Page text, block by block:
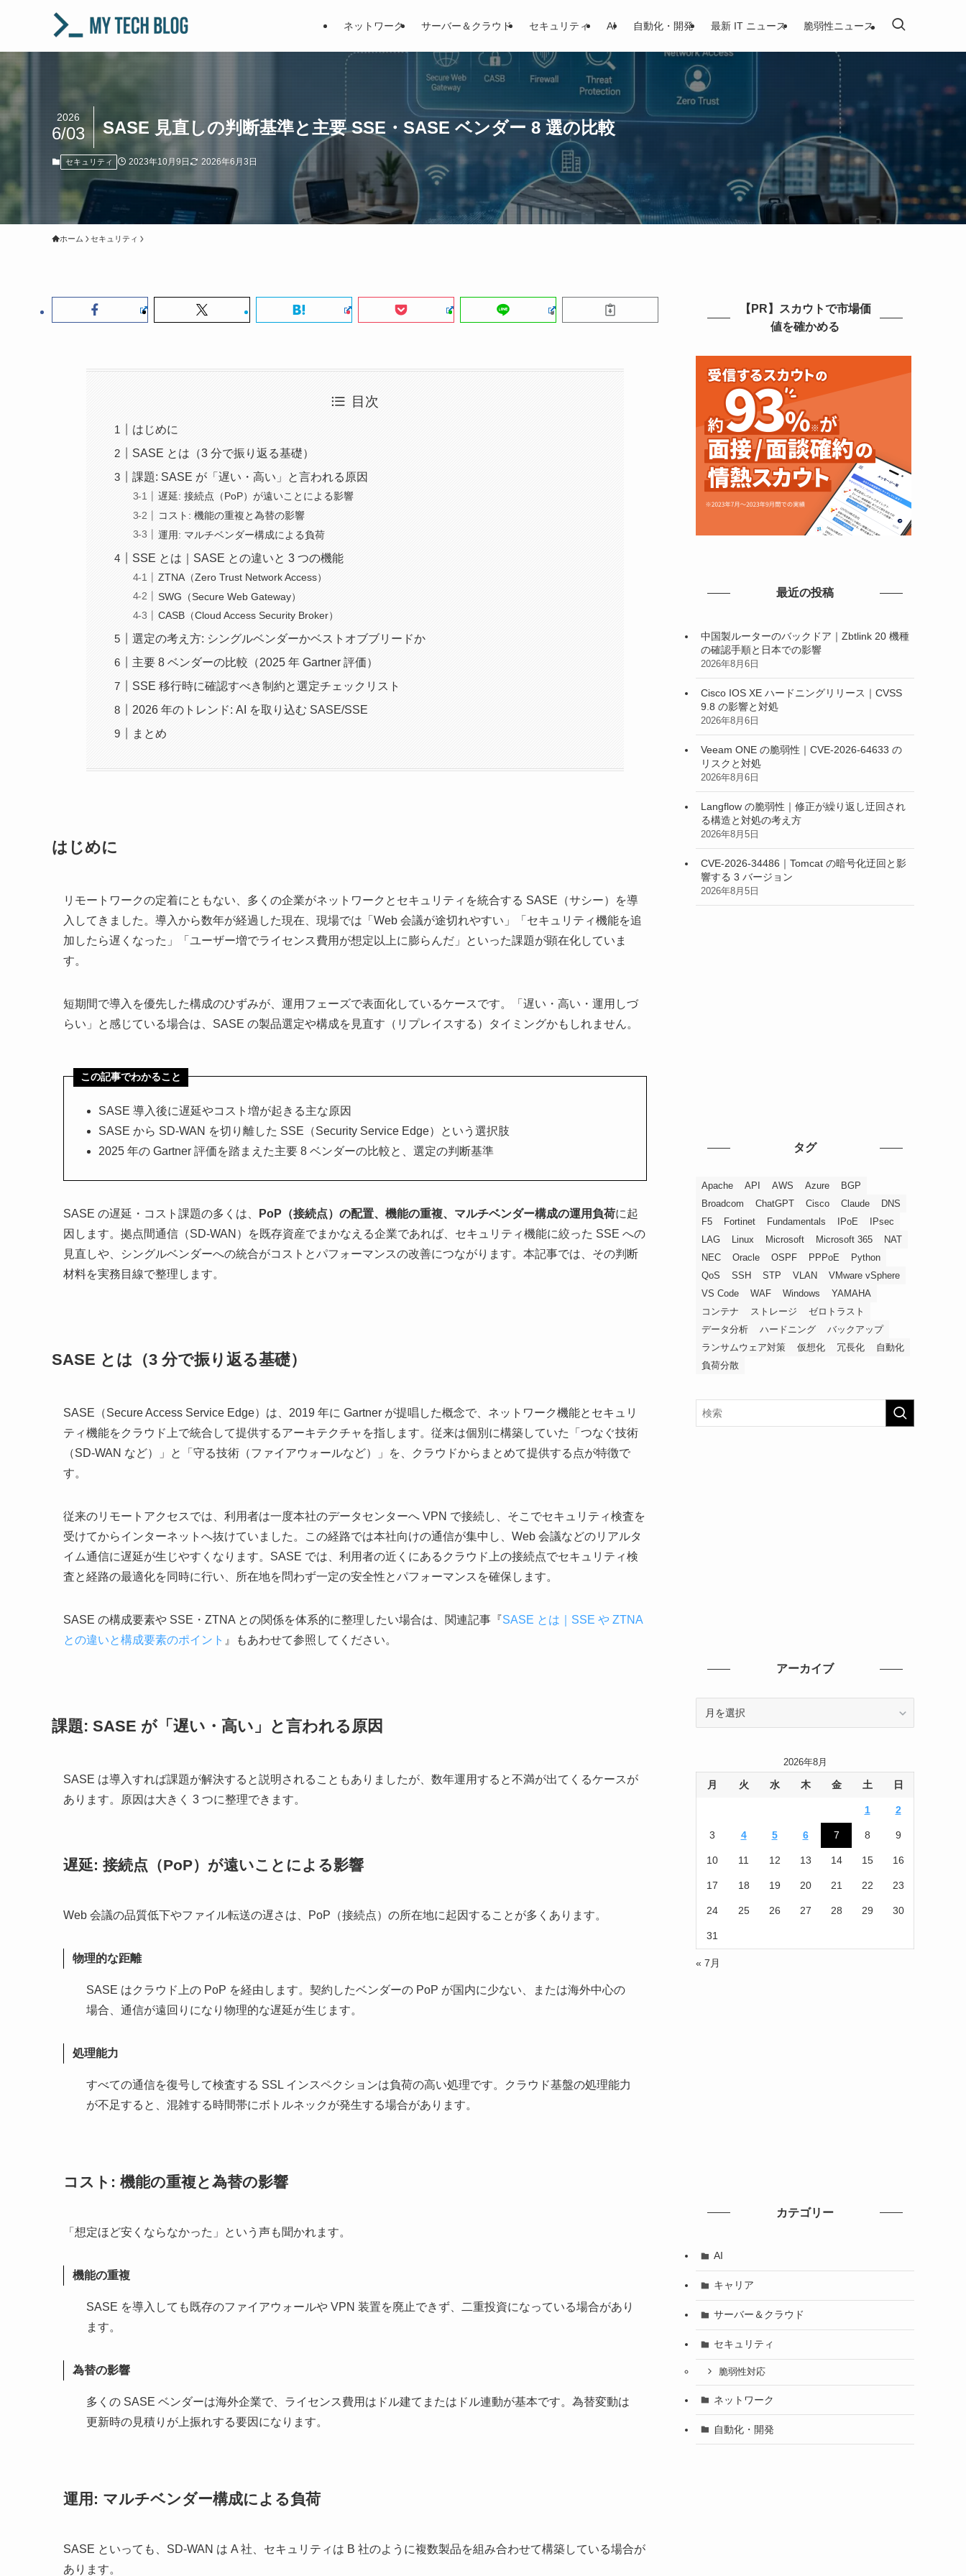
ネットワーク サーバー＆クラウド セキュリティ AI 自動化・開発 最新 IT ニュース 脆弱性ニュース
SASE 見直しの判断基準と主要 SSE・SASE ベンダー 8 選の比較
2026
6/03
セキュリティ 2023年10月9日 2026年6月3日
ホーム セキュリティ
目次
はじめに
SASE とは（3 分で振り返る基礎）
課題: SASE が「遅い・高い」と言われる原因
遅延: 接続点（PoP）が遠いことによる影響
コスト: 機能の重複と為替の影響
運用: マルチベンダー構成による負荷
SSE とは｜SASE との違いと 3 つの機能
ZTNA（Zero Trust Network Access）
SWG（Secure Web Gateway）
CASB（Cloud Access Security Broker）
選定の考え方: シングルベンダーかベストオブブリードか
主要 8 ベンダーの比較（2025 年 Gartner 評価）
SSE 移行時に確認すべき制約と選定チェックリスト
2026 年のトレンド: AI を取り込む SASE/SSE
まとめ
はじめに
リモートワークの定着にともない、多くの企業がネットワークとセキュリティを統合する SASE（サシー）を導
入してきました。導入から数年が経過した現在、現場では「Web 会議が途切れやすい」「セキュリティ機能を追
加したら遅くなった」「ユーザー増でライセンス費用が想定以上に膨らんだ」といった課題が顕在化していま
す。
短期間で導入を優先した構成のひずみが、運用フェーズで表面化しているケースです。「遅い・高い・運用しづ
らい」と感じている場合は、SASE の製品選定や構成を見直す（リプレイスする）タイミングかもしれません。
この記事でわかること
SASE 導入後に遅延やコスト増が起きる主な原因
SASE から SD-WAN を切り離した SSE（Security Service Edge）という選択肢
2025 年の Gartner 評価を踏まえた主要 8 ベンダーの比較と、選定の判断基準
SASE の遅延・コスト課題の多くは、 PoP（接続点）の配置、機能の重複、マルチベンダー構成の運用負荷に起
因します。拠点間通信（SD-WAN）を既存資産でまかなえる企業であれば、セキュリティ機能に絞った SSE への
見直しや、シングルベンダーへの統合がコストとパフォーマンスの改善につながります。本記事では、その判断
材料を実務目線で整理します。
SASE とは（3 分で振り返る基礎）
SASE（Secure Access Service Edge）は、2019 年に Gartner が提唱した概念で、ネットワーク機能とセキュリ
ティ機能をクラウド上で統合して提供するアーキテクチャを指します。従来は個別に構築していた「つなぐ技術
（SD-WAN など）」と「守る技術（ファイアウォールなど）」を、クラウドからまとめて提供する点が特徴で
す。
従来のリモートアクセスでは、利用者は一度本社のデータセンターへ VPN で接続し、そこでセキュリティ検査を
受けてからインターネットへ抜けていました。この経路では本社向けの通信が集中し、Web 会議などのリアルタ
イム通信に遅延が生じやすくなります。SASE では、利用者の近くにあるクラウド上の接続点でセキュリティ検
査と経路の最適化を同時に行い、所在地を問わず一定の安全性とパフォーマンスを確保します。
SASE の構成要素や SSE・ZTNA との関係を体系的に整理したい場合は、関連記事『SASE とは｜SSE や ZTNA
との違いと構成要素のポイント 』もあわせて参照してください。
課題: SASE が「遅い・高い」と言われる原因
SASE は導入すれば課題が解決すると説明されることもありましたが、数年運用すると不満が出てくるケースが
あります。原因は大きく 3 つに整理できます。
遅延: 接続点（PoP）が遠いことによる影響
Web 会議の品質低下やファイル転送の遅さは、PoP（接続点）の所在地に起因することが多くあります。
物理的な距離
SASE はクラウド上の PoP を経由します。契約したベンダーの PoP が国内に少ない、または海外中心の
場合、通信が遠回りになり物理的な遅延が生じます。
処理能力
すべての通信を復号して検査する SSL インスペクションは負荷の高い処理です。クラウド基盤の処理能力
が不足すると、混雑する時間帯にボトルネックが発生する場合があります。
コスト: 機能の重複と為替の影響
「想定ほど安くならなかった」という声も聞かれます。
機能の重複
SASE を導入しても既存のファイアウォールや VPN 装置を廃止できず、二重投資になっている場合があり
ます。
為替の影響
多くの SASE ベンダーは海外企業で、ライセンス費用はドル建てまたはドル連動が基本です。為替変動は
更新時の見積りが上振れする要因になります。
運用: マルチベンダー構成による負荷
SASE といっても、SD-WAN は A 社、セキュリティは B 社のように複数製品を組み合わせて構築している場合が
あります。
【PR】スカウトで市場価
値を確かめる
最近の投稿
中国製ルーターのバックドア｜Zbtlink 20 機種
の確認手順と日本での影響
2026年8月6日
Cisco IOS XE ハードニングリリース｜CVSS
9.8 の影響と対処
2026年8月6日
Veeam ONE の脆弱性｜CVE-2026-64633 の
リスクと対処
2026年8月6日
Langflow の脆弱性｜修正が繰り返し迂回され
る構造と対処の考え方
2026年8月5日
CVE-2026-34486｜Tomcat の暗号化迂回と影
響する 3 バージョン
2026年8月5日
タグ
Apache API AWS Azure
BGP
Broadcom
ChatGPT Cisco Claude
DNS
F5
Fortinet Fundamentals IPoE
IPsec
LAG
Linux Microsoft Microsoft 365
NAT
NEC
Oracle OSPF PPPoE
Python
QoS
SSH STP VLAN
VMware vSphere
VS Code
WAF Windows
YAMAHA
コンテナ
ストレージ
ゼロトラスト
データ分析
ハードニング
バックアップ
ランサムウェア対策
仮想化 冗長化
自動化
負荷分散
アーカイブ
2026年8月
月 火 水 木 金 土 日
1 2
3 4 5 6 7 8 9
10 11 12 13 14 15 16
17 18 19 20 21 22 23
24 25 26 27 28 29 30
31
« 7月
カテゴリー
AI
キャリア
サーバー＆クラウド
セキュリティ
脆弱性対応
ネットワーク
自動化・開発